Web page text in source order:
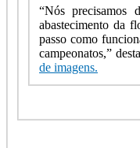
“Nós precisamos
abastecimento da
passo como
campeonatos,”
de imagens.